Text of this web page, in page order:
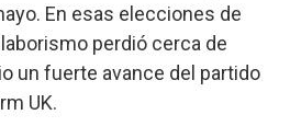
En esas elecciones de
perdió cerca de
un fuerte avance del partido
UK.